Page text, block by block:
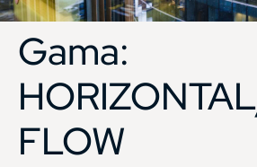
Gama:
FLOW